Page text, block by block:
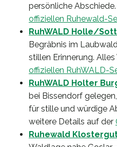
persönliche
offiziellen Ruhewald-
RuhWALD Holle/
Begräbnis im
stillen Erinnerung.
offiziellen RuhWALD-
RuhWALD Holter
bei Bissendorf
für stille und würdige
weitere Details auf der
Ruhewald